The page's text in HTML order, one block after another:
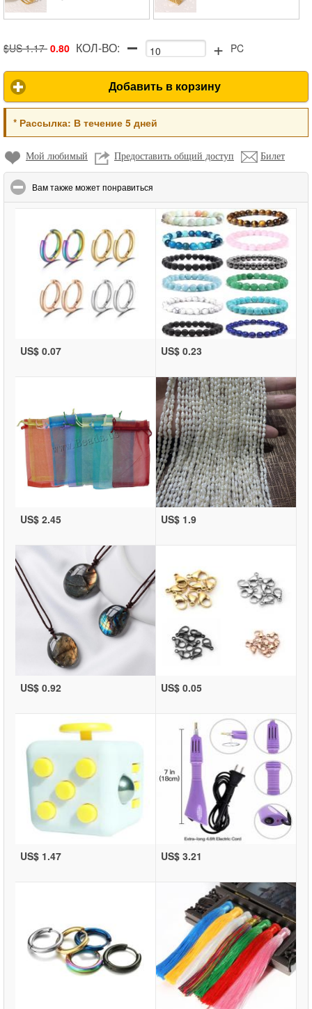
$US 1.17 0.80 КОЛ-ВО: + PC
Добавить в корзину
*Рассылка: В течение 5 дней
Мой любимый Предоставить общий доступ Билет
Вам также может понравиться
US$ 0.07 US$ 0.23
US$ 2.45 US$ 1.9
US$ 0.92 US$ 0.05
US$ 1.47 US$ 3.21